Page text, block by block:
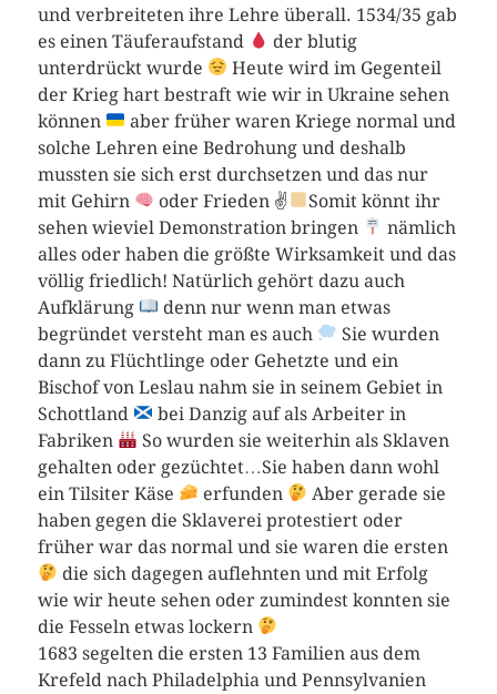
und verbreiteten ihre Lehre überall. 1534/35 gab
es einen Täuferaufstand
der blutig
unterdrückt wurde
Heute wird im Gegenteil
der Krieg hart bestraft wie wir in Ukraine sehen
können
aber früher waren Kriege normal und
solche Lehren eine Bedrohung und deshalb
mussten sie sich erst durchsetzen und das nur
mit Gehirn
oder Frieden ✌
Somit könnt ihr
sehen wieviel Demonstration bringen
nämlich
alles oder haben die größte Wirksamkeit und das
völlig friedlich! Natürlich gehört dazu auch
Aufklärung
denn nur wenn man etwas
begründet versteht man es auch
Sie wurden
dann zu Flüchtlinge oder Gehetzte und ein
Bischof von Leslau nahm sie in seinem Gebiet in
Schottland
bei Danzig auf als Arbeiter in
Fabriken
So wurden sie weiterhin als Sklaven
gehalten oder gezüchtet…Sie haben dann wohl
ein Tilsiter Käse
erfunden
Aber gerade sie
haben gegen die Sklaverei protestiert oder
früher war das normal und sie waren die ersten
die sich dagegen auflehnten und mit Erfolg
wie wir heute sehen oder zumindest konnten sie
die Fesseln etwas lockern
1683 segelten die ersten 13 Familien aus dem
Krefeld nach Philadelphia und Pennsylvanien